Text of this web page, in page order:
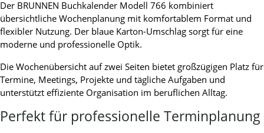
Der BRUNNEN Buchkalender Modell 766 kombiniert
übersichtliche Wochenplanung mit komfortablem Format und
flexibler Nutzung. Der blaue Karton-Umschlag sorgt für eine
moderne und professionelle Optik.
Die Wochenübersicht auf zwei Seiten bietet großzügigen Platz für
Termine, Meetings, Projekte und tägliche Aufgaben und
unterstützt effiziente Organisation im beruflichen Alltag.
Perfekt für professionelle Terminplanung